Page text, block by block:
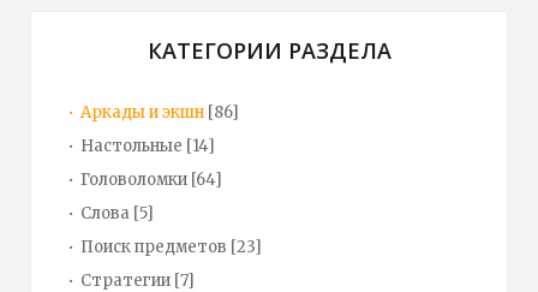
КАТЕГОРИИ РАЗДЕЛА
Аркады и экшн [86]
Настольные [14]
Головоломки [64]
Слова [5]
Поиск предметов [23]
Стратегии [7]